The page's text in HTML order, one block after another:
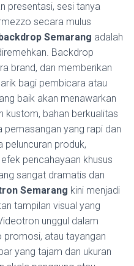
presentasi, sesi tanya
secara mulus
Semarang adalah
Backdrop
brand, dan memberikan
bagi pembicara atau
baik akan menawarkan
kustom, bahan berkualitas
pemasangan yang rapi dan
peluncuran produk,
pencahayaan khusus
sangat dramatis dan
Semarang kini menjadi
tampilan visual yang
unggul dalam
promosi, atau tayangan
yang tajam dan ukuran